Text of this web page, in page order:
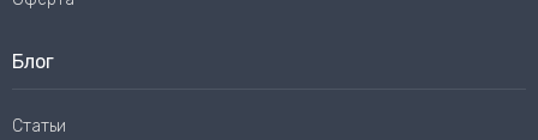
Блог
Статьи